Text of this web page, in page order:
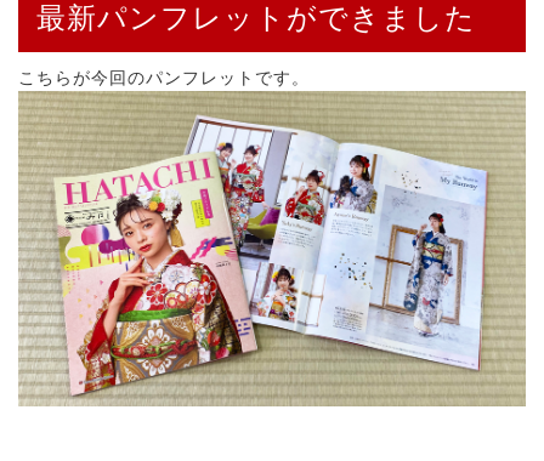
最新パンフレットができました
こちらが今回のパンフレットです。